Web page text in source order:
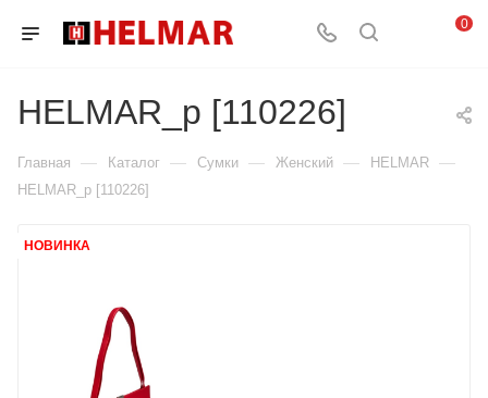
0
HELMAR_p [110226]
Главная — Каталог — Сумки — Женский — HELMAR —
HELMAR_p [110226]
НОВИНКА